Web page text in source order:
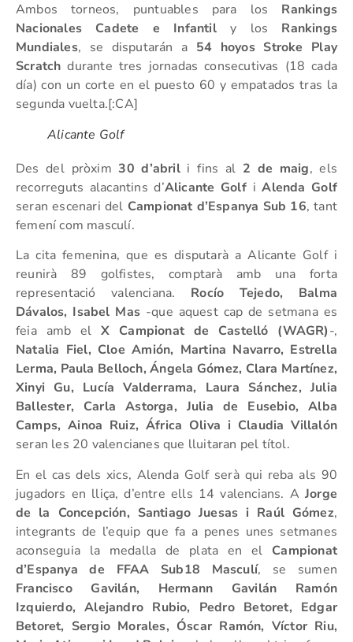
Ambos torneos, puntuables para los Rankings
Nacionales Cadete e Infantily los Rankings
Mundiales, se disputarán a 54 hoyos Stroke Play
Scratch durante tres jornadas consecutivas (18 cada
día) con un corte en el puesto 60 y empatados tras la
segunda vuelta.[:CA]
Alicante Golf
Des del pròxim30 d’abrili fins al 2 de maig, els
recorreguts alacantins d’Alicante GolfiAlenda Golf
seran escenari del Campionat d’Espanya Sub 16, tant
femení com masculí.
La cita femenina, que es disputarà a Alicante Golf i
reunirà 89 golfistes, comptarà amb una forta
representació valenciana. Rocío Tejedo, Balma
Dávalos, Isabel Mas -que aquest cap de setmana es
feia amb elX Campionat de Castelló (WAGR)-,
Natalia Fiel, Cloe Amión, Martina Navarro, Estrella
Lerma, Paula Belloch, Ángela Gómez, Clara Martínez,
Xinyi Gu, Lucía Valderrama, Laura Sánchez, Julia
Ballester, Carla Astorga, Julia de Eusebio, Alba
Camps, Ainoa Ruiz, África Oliva i Claudia Villalón
seran les 20 valencianes que lluitaran pel títol.
En el cas dels xics, Alenda Golf serà qui reba als 90
jugadors en lliça, d’entre ells 14 valencians. A Jorge
de la Concepción, Santiago Juesas i Raúl Gómez,
integrants de l’equip que fa a penes unes setmanes
aconseguia la medalla de plata en el Campionat
d’Espanya de FFAA Sub18 Masculí, se sumen
Francisco Gavilán, Hermann Gavilán Ramón
Izquierdo, Alejandro Rubio, Pedro Betoret, Edgar
Betoret, Sergio Morales, Óscar Ramón, Víctor Riu,